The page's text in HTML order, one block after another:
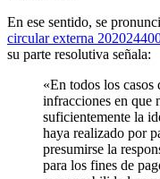
En ese sentido, se
circular externa
su parte resolutiva señala:
«En todos los casos
infracciones en que
suficientemente la
haya realizado por
presumirse la
para los fines de